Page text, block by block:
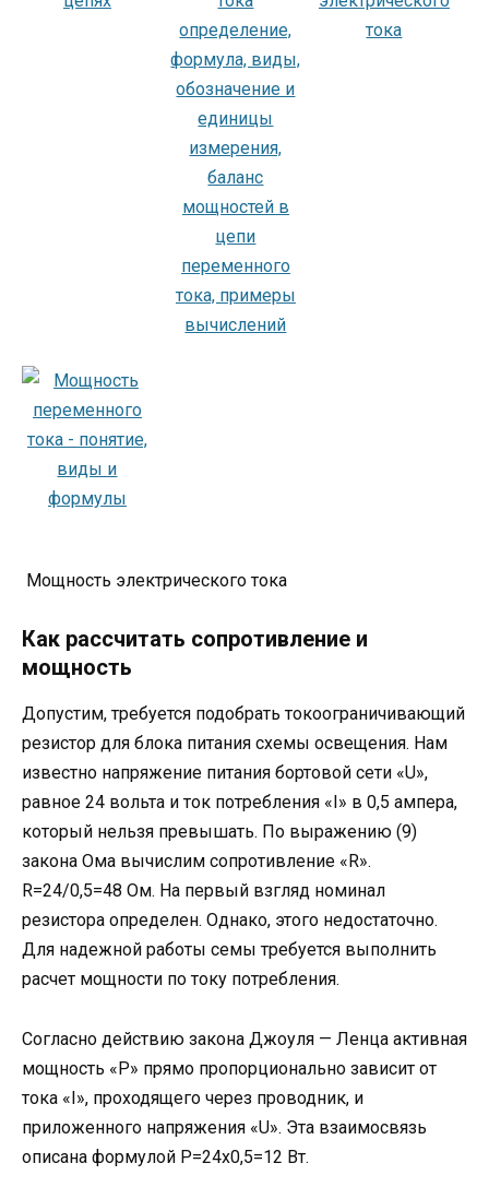
Мощность электрического тока
Как рассчитать сопротивление и
мощность
Допустим, требуется подобрать токоограничивающий
резистор для блока питания схемы освещения. Нам
известно напряжение питания бортовой сети «U»,
равное 24 вольта и ток потребления «I» в 0,5 ампера,
который нельзя превышать. По выражению (9)
закона Ома вычислим сопротивление «R».
R=24/0,5=48 Ом. На первый взгляд номинал
резистора определен. Однако, этого недостаточно.
Для надежной работы семы требуется выполнить
расчет мощности по току потребления.
Согласно действию закона Джоуля — Ленца активная
мощность «Р» прямо пропорционально зависит от
тока «I», проходящего через проводник, и
приложенного напряжения «U». Эта взаимосвязь
описана формулой Р=24х0,5=12 Вт.